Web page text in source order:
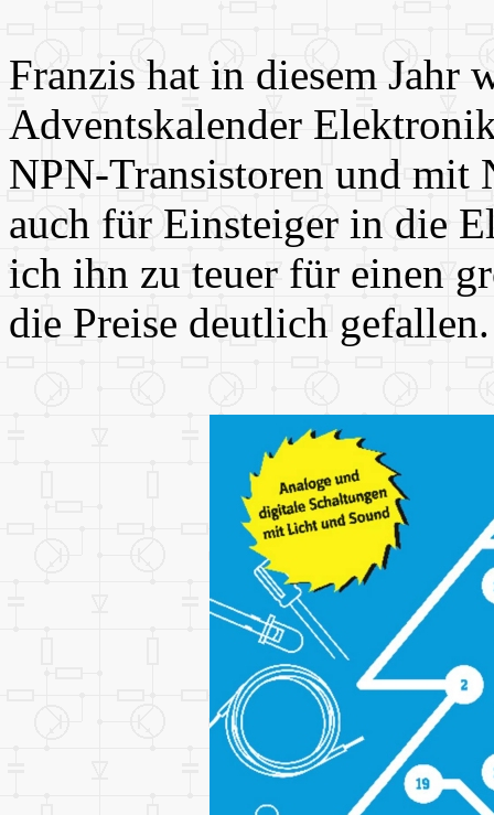
Franzis hat in diesem Jahr
Adventskalender
NPN-Transistoren und mit
auch für Einsteiger in die
ich ihn zu teuer für einen
die Preise deutlich gefallen.